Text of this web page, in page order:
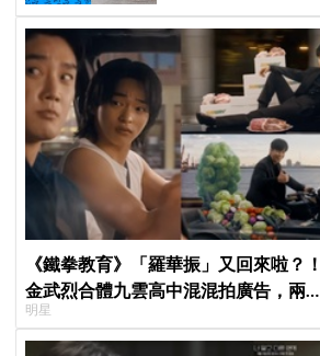
《鐵拳教育》「羅華振」又回來啦？！
金武烈合體九雲高中混混拍廣告，兩人
嚇壞反應笑翻劇迷：根本番外篇！
明星